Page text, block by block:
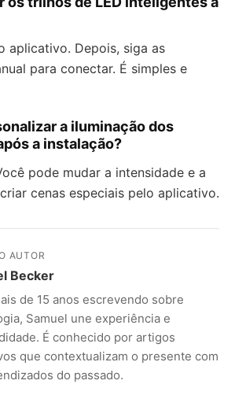
aplicativo. Depois, siga as
para conectar. É simples e
a iluminação dos
a instalação?
pode mudar a intensidade e a
cenas especiais pelo aplicativo.
AUTOR
Becker
de 15 anos escrevendo sobre
Samuel une experiência e
É conhecido por artigos
que contextualizam o presente com
do passado.